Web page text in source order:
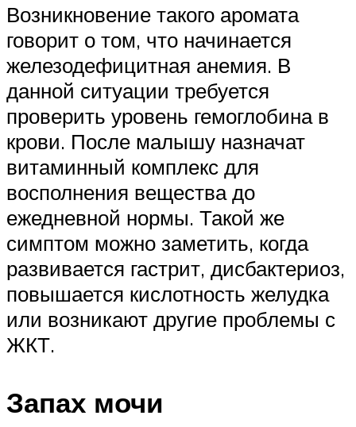
Возникновение такого аромата
говорит о том, что начинается
железодефицитная анемия. В
данной ситуации требуется
проверить уровень гемоглобина в
крови. После малышу назначат
витаминный комплекс для
восполнения вещества до
ежедневной нормы. Такой же
симптом можно заметить, когда
развивается гастрит, дисбактериоз,
повышается кислотность желудка
или возникают другие проблемы с
ЖКТ.
Запах мочи